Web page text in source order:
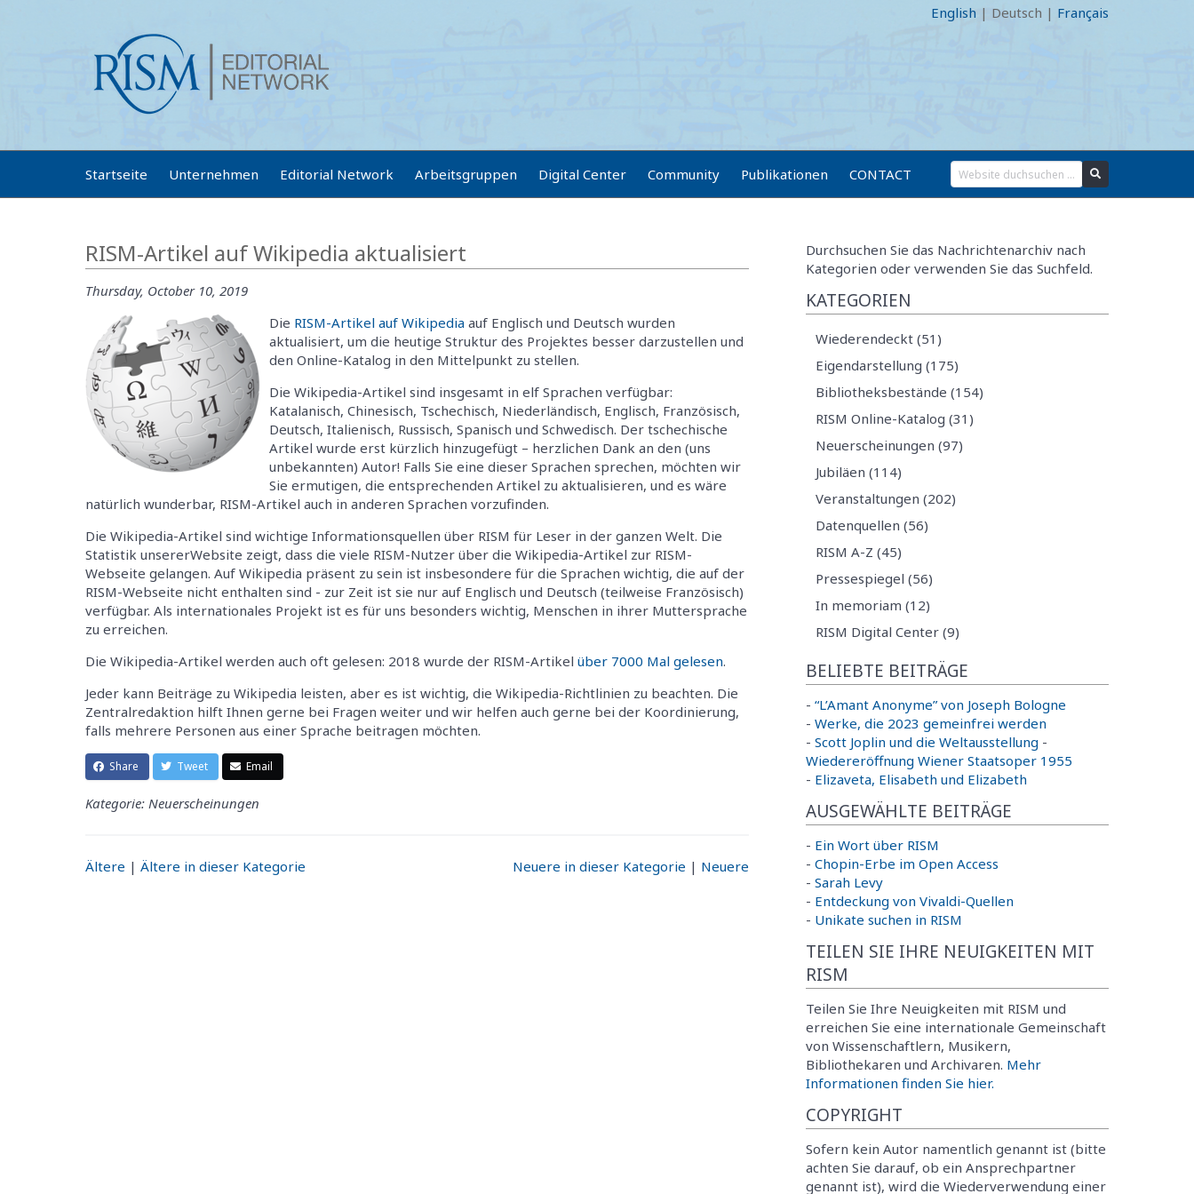
English | Deutsch | Français
Startseite Unternehmen Editorial Network Arbeitsgruppen Digital Center Community Publikationen CONTACT
RISM-Artikel auf Wikipedia aktualisiert
Thursday, October 10, 2019
Die RISM-Artikel auf Wikipedia auf Englisch und Deutsch wurden
aktualisiert, um die heutige Struktur des Projektes besser darzustellen und
den Online-Katalog in den Mittelpunkt zu stellen.
Die Wikipedia-Artikel sind insgesamt in elf Sprachen verfügbar:
Katalanisch, Chinesisch, Tschechisch, Niederländisch, Englisch, Französisch,
Deutsch, Italienisch, Russisch, Spanisch und Schwedisch. Der tschechische
Artikel wurde erst kürzlich hinzugefügt – herzlichen Dank an den (uns
unbekannten) Autor! Falls Sie eine dieser Sprachen sprechen, möchten wir
Sie ermutigen, die entsprechenden Artikel zu aktualisieren, und es wäre
natürlich wunderbar, RISM-Artikel auch in anderen Sprachen vorzufinden.
Die Wikipedia-Artikel sind wichtige Informationsquellen über RISM für Leser in der ganzen Welt. Die
Statistik unsererWebsite zeigt, dass die viele RISM-Nutzer über die Wikipedia-Artikel zur RISM-
Webseite gelangen. Auf Wikipedia präsent zu sein ist insbesondere für die Sprachen wichtig, die auf der
RISM-Webseite nicht enthalten sind - zur Zeit ist sie nur auf Englisch und Deutsch (teilweise Französisch)
verfügbar. Als internationales Projekt ist es für uns besonders wichtig, Menschen in ihrer Muttersprache
zu erreichen.
Die Wikipedia-Artikel werden auch oft gelesen: 2018 wurde der RISM-Artikel über 7000 Mal gelesen.
Jeder kann Beiträge zu Wikipedia leisten, aber es ist wichtig, die Wikipedia-Richtlinien zu beachten. Die
Zentralredaktion hilft Ihnen gerne bei Fragen weiter und wir helfen auch gerne bei der Koordinierung,
falls mehrere Personen aus einer Sprache beitragen möchten.
Share Tweet Email
Kategorie: Neuerscheinungen
Ältere | Ältere in dieser Kategorie Neuere in dieser Kategorie | Neuere
Durchsuchen Sie das Nachrichtenarchiv nach
Kategorien oder verwenden Sie das Suchfeld.
KATEGORIEN
Wiederendeckt (51)
Eigendarstellung (175)
Bibliotheksbestände (154)
RISM Online-Katalog (31)
Neuerscheinungen (97)
Jubiläen (114)
Veranstaltungen (202)
Datenquellen (56)
RISM A-Z (45)
Pressespiegel (56)
In memoriam (12)
RISM Digital Center (9)
BELIEBTE BEITRÄGE
- “L’Amant Anonyme” von Joseph Bologne
- Werke, die 2023 gemeinfrei werden
- Scott Joplin und die Weltausstellung -
Wiedereröffnung Wiener Staatsoper 1955
- Elizaveta, Elisabeth und Elizabeth
AUSGEWÄHLTE BEITRÄGE
- Ein Wort über RISM
- Chopin-Erbe im Open Access
- Sarah Levy
- Entdeckung von Vivaldi-Quellen
- Unikate suchen in RISM
TEILEN SIE IHRE NEUIGKEITEN MIT
RISM
Teilen Sie Ihre Neuigkeiten mit RISM und
erreichen Sie eine internationale Gemeinschaft
von Wissenschaftlern, Musikern,
Bibliothekaren und Archivaren. Mehr
Informationen finden Sie hier.
COPYRIGHT
Sofern kein Autor namentlich genannt ist (bitte
achten Sie darauf, ob ein Ansprechpartner
genannt ist), wird die Wiederverwendung einer